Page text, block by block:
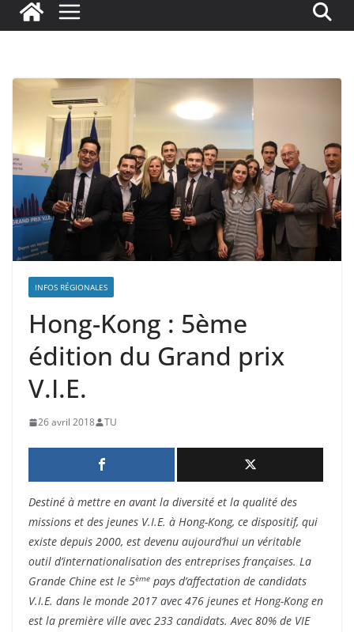
INFOS RÉGIONALES
Hong-Kong : 5ème
édition du Grand prix
V.I.E.
26 avril 2018 TU
Destiné à mettre en avant la diversité et la qualité des
missions et des jeunes V.I.E. à Hong-Kong, ce dispositif, qui
existe depuis 2000, est devenu aujourd’hui un véritable
outil d’internationalisation des entreprises françaises. La
Grande Chine est le 5ème pays d’affectation de candidats
V.I.E. dans le monde 2017 avec 476 jeunes et Hong-Kong en
est la première ville avec 233 candidats.Avec 80% de VIE